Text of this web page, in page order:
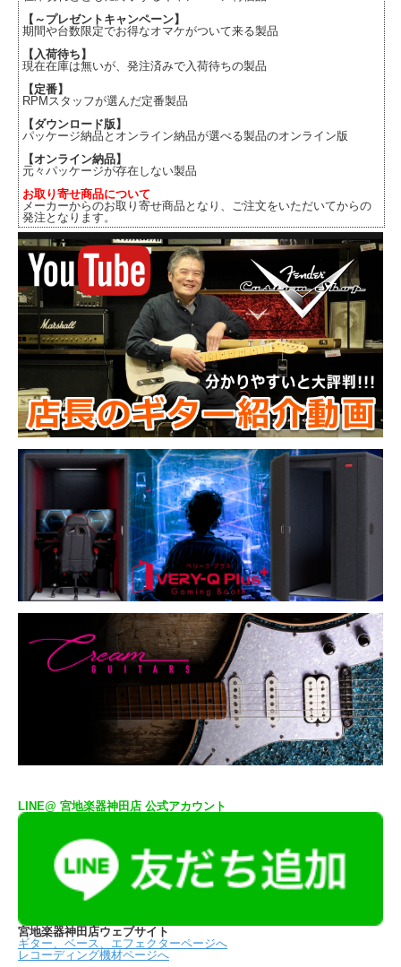
【～プレゼントキャンペーン】
期間や台数限定でお得なオマケがついて来る製品
【入荷待ち】
現在在庫は無いが、発注済みで入荷待ちの製品
【定番】
RPMスタッフが選んだ定番製品
【ダウンロード版】
パッケージ納品とオンライン納品が選べる製品のオンライン版
【オンライン納品】
元々パッケージが存在しない製品
お取り寄せ商品について
メーカーからのお取り寄せ商品となり、ご注文をいただいてからの
発注となります。
LINE@ 宮地楽器神田店 公式アカウント
宮地楽器神田店ウェブサイト
ギター、ベース、エフェクターページへ
レコーディング機材ページへ